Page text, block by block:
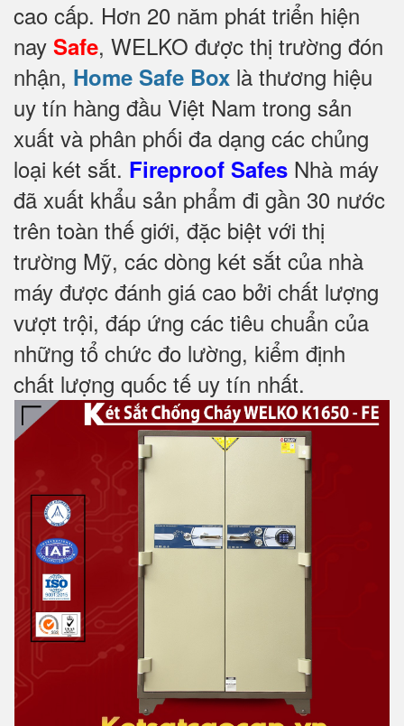
cao cấp. Hơn 20 năm phát triển hiện
nay Safe, WELKO được thị trường đón
nhận, Home Safe Box là thương hiệu
uy tín hàng đầu Việt Nam trong sản
xuất và phân phối đa dạng các chủng
loại két sắt. Fireproof Safes Nhà máy
đã xuất khẩu sản phẩm đi gần 30 nước
trên toàn thế giới, đặc biệt với thị
trường Mỹ, các dòng két sắt của nhà
máy được đánh giá cao bởi chất lượng
vượt trội, đáp ứng các tiêu chuẩn của
những tổ chức đo lường, kiểm định
chất lượng quốc tế uy tín nhất.